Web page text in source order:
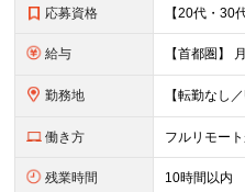
応募資格
給与
勤務地
働き方 フルリモー
残業時間 10時間以内